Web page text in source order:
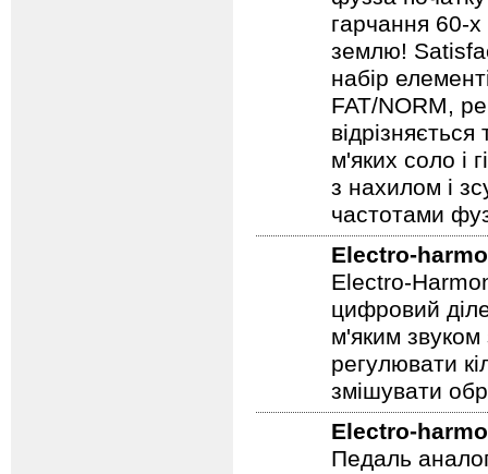
гарчання 60-
землю!
набір
FAT/NORM,
м'яких соло і
з нахилом і
частотами
Electro-
Electro-
цифровий
м'яким
регулювати
змішувати
Electro-
Педаль